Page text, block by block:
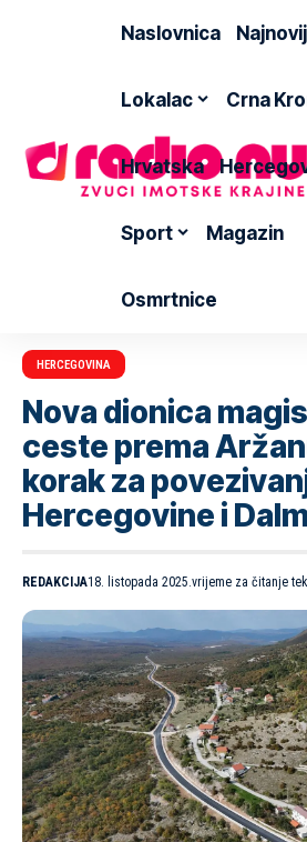
Naslovnica
Lokalac Crna
Hrvatska
Sport Magazin
Osmrtnice
HERCEGOVINA
Nova dionica
ceste prema
korak za
Hercegovine i
REDAKCIJA18. listopada 2025.vrijeme za čitanje